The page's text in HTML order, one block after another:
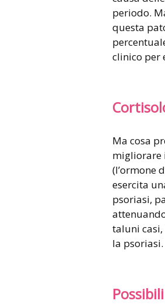
periodo.
questa
clinico per
Ma cosa
migliorare
(l’ormone
esercita
psoriasi,
taluni
la psoriasi.